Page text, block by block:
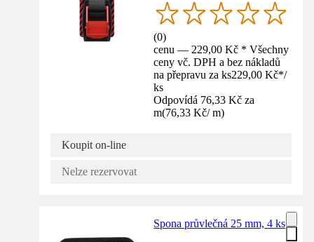
(0)
cenu — 229,00 Kč * Všechny
ceny vč. DPH a bez nákladů
na přepravu za ks229,00 Kč*/
ks
Odpovídá 76,33 Kč za
m(76,33 Kč/ m)
Koupit on-line
Nelze rezervovat
Spona průvlečná 25 mm, 4 ks